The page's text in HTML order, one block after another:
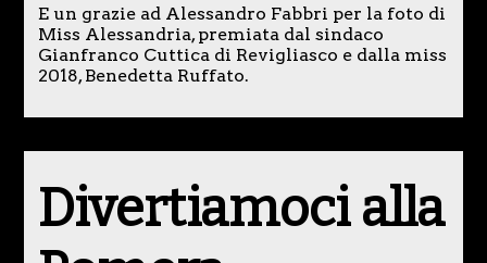
E un grazie ad Alessandro Fabbri per la foto di
Miss Alessandria, premiata dal sindaco
Gianfranco Cuttica di Revigliasco e dalla miss
2018, Benedetta Ruffato.
Divertiamoci alla